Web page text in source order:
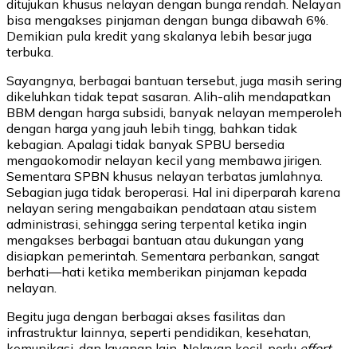
ditujukan khusus nelayan dengan bunga rendah. Nelayan
bisa mengakses pinjaman dengan bunga dibawah 6%.
Demikian pula kredit yang skalanya lebih besar juga
terbuka.
Sayangnya, berbagai bantuan tersebut, juga masih sering
dikeluhkan tidak tepat sasaran. Alih-alih mendapatkan
BBM dengan harga subsidi, banyak nelayan memperoleh
dengan harga yang jauh lebih tingg, bahkan tidak
kebagian. Apalagi tidak banyak SPBU bersedia
mengaokomodir nelayan kecil yang membawa jirigen.
Sementara SPBN khusus nelayan terbatas jumlahnya.
Sebagian juga tidak beroperasi. Hal ini diperparah karena
nelayan sering mengabaikan pendataan atau sistem
administrasi, sehingga sering terpental ketika ingin
mengakses berbagai bantuan atau dukungan yang
disiapkan pemerintah. Sementara perbankan, sangat
berhati—hati ketika memberikan pinjaman kepada
nelayan.
Begitu juga dengan berbagai akses fasilitas dan
infrastruktur lainnya, seperti pendidikan, kesehatan,